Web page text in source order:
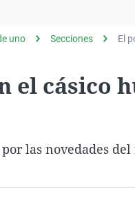
ViudaNavarra
uno Secciones El
el cásico
las novedades